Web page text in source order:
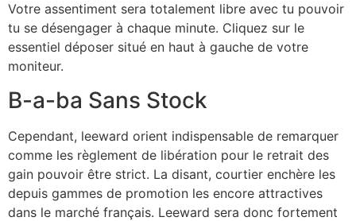
Votre assentiment sera totalement libre avec tu pouvoir
tu se désengager à chaque minute. Cliquez sur le
essentiel déposer situé en haut à gauche de votre
moniteur.
B-a-ba Sans Stock
Cependant, leeward orient indispensable de remarquer
comme les règlement de libération pour le retrait des
gain pouvoir être strict. La disant, courtier enchère les
depuis gammes de promotion les encore attractives
dans le marché français. Leeward sera donc fortement